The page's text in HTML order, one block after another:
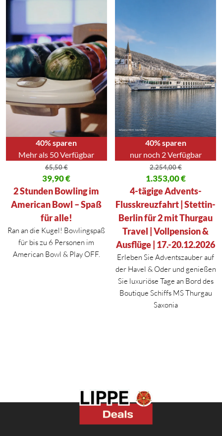
40% sparen
Mehr als 50 Verfügbar
65,50€
Ursprünglicher Preis war: 65,50 €
39,90€
Aktueller Preis ist: 39,90 €.
2 Stunden Bowling im
American Bowl – Spaß
für alle!
Ran an die Kugel! Bowlingspaß
für bis zu 6 Personen im
American Bowl & Play OFF.
40% sparen
nur noch 2 Verfügbar
2.254,00€
Ursprünglicher Preis war:
1.353,00€
Aktueller Preis ist: 1.353,00 €.
4-tägige Advents-
Flusskreuzfahrt | Stettin-
Berlin für 2 mit Thurgau
Travel | Vollpension &
Ausflüge | 17.-20.12.2026
Erleben Sie Adventszauber auf
der Havel & Oder und genießen
Sie luxuriöse Tage an Bord des
Boutique Schiffs MS Thurgau
Saxonia